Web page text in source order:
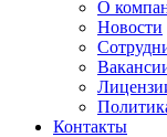
О
Новости
Контакты